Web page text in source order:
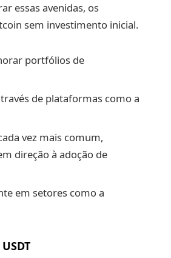
essas avenidas, os
sem investimento inicial.
portfólios de
de plataformas como a
vez mais comum,
direção à adoção de
em setores como a